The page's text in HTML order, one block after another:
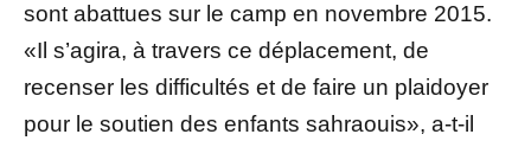
sont abattues sur le camp en novembre 2015.
«Il s’agira, à travers ce déplacement, de
recenser les difficultés et de faire un plaidoyer
pour le soutien des enfants sahraouis», a-t-il